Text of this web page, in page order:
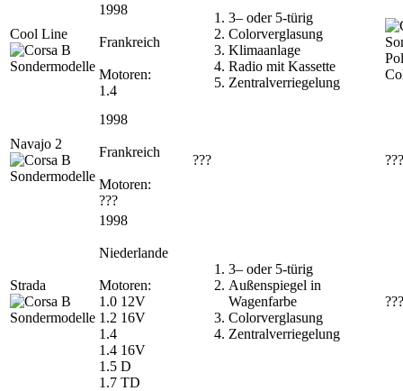
Cool Line
1998
Frankreich
Motoren:
1.4
3– oder 5-türig
Colorverglasung
Klimaanlage
Radio mit Kassette
Zentralverriegelung
Navajo 2
1998
Frankreich
Motoren:
???
??? ???
Strada
1998
Niederlande
Motoren:
1.0 12V
1.2 16V
1.4
1.4 16V
1.5 D
1.7 TD
3– oder 5-türig
Außenspiegel in
Wagenfarbe
Colorverglasung
Zentralverriegelung
???